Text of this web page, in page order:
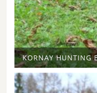
KORNAY HUNTING